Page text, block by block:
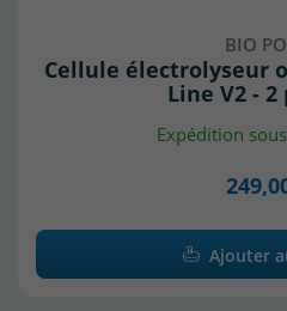
BIO
Cellule électrolyseur
Line V2 - 2
Expédition
Ajouter